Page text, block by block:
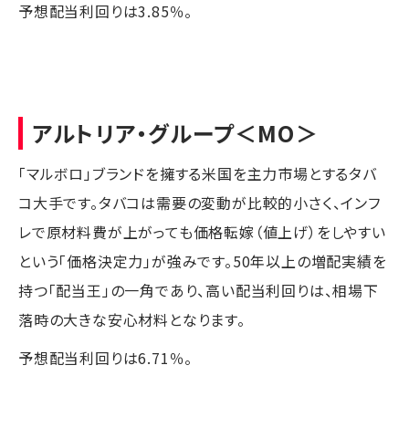
予想配当利回りは3.85％。
アルトリア・グループ＜MO＞
「マルボロ」ブランドを擁する米国を主力市場とするタバ
コ大手です。タバコは需要の変動が比較的小さく、インフ
レで原材料費が上がっても価格転嫁（値上げ）をしやすい
という「価格決定力」が強みです。50年以上の増配実績を
持つ「配当王」の一角であり、高い配当利回りは、相場下
落時の大きな安心材料となります。
予想配当利回りは6.71％。